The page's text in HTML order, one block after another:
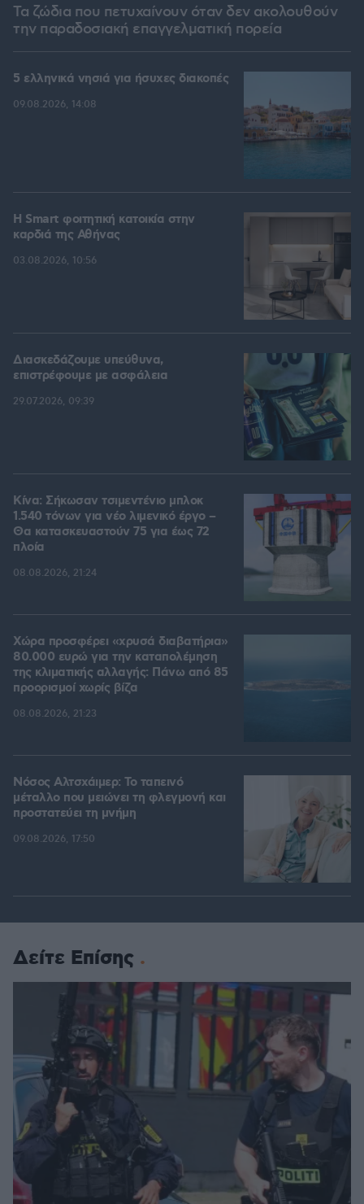
Τα ζώδια που πετυχαίνουν όταν δεν ακολουθούν
την παραδοσιακή επαγγελματική πορεία
5 ελληνικά νησιά για ήσυχες διακοπές
09.08.2026, 14:08
Η Smart φοιτητική κατοικία στην
καρδιά της Αθήνας
03.08.2026, 10:56
Διασκεδάζουμε υπεύθυνα,
επιστρέφουμε με ασφάλεια
29.07.2026, 09:39
Κίνα: Σήκωσαν τσιμεντένιο μπλοκ
1.540 τόνων για νέο λιμενικό έργο –
Θα κατασκευαστούν 75 για έως 72
πλοία
08.08.2026, 21:24
Χώρα προσφέρει «χρυσά διαβατήρια»
80.000 ευρώ για την καταπολέμηση
της κλιματικής αλλαγής: Πάνω από 85
προορισμοί χωρίς βίζα
08.08.2026, 21:23
Νόσος Αλτσχάιμερ: Το ταπεινό
μέταλλο που μειώνει τη φλεγμονή και
προστατεύει τη μνήμη
09.08.2026, 17:50
Δείτε Επίσης